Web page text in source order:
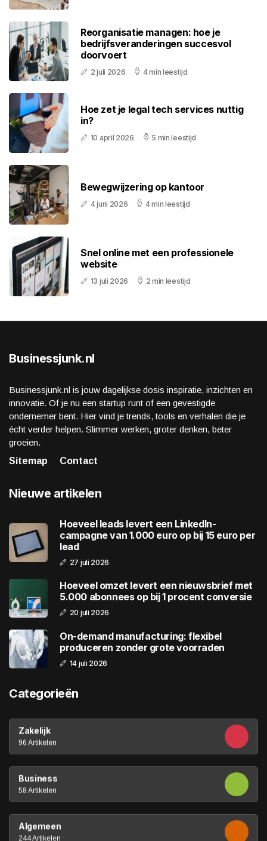
Reorganisatie managen: hoe je
bedrijfsveranderingen succesvol
doorvoert
2 juli 2026 4 min leestijd
Hoe zet je legal tech services nuttig
in?
10 april 2026 5 min leestijd
Bewegwijzering op kantoor
4 juni 2026 4 min leestijd
Snel online met een professionele
website
13 juli 2026 2 min leestijd
Businessjunk.nl
Businessjunk.nl is jouw dagelijkse dosis inspiratie, inzichten en
innovatie. Of je nu een startup runt of een gevestigde
ondernemer bent. Hier vind je trends, tools en verhalen die je
écht verder helpen. Slimmer werken, groter denken, beter
groeien.
Sitemap
Contact
Nieuwe artikelen
Hoeveel leads levert een LinkedIn-
campagne van 1.000 euro op bij 15 euro per
lead
27 juli 2026
Hoeveel omzet levert een nieuwsbrief met
5.000 abonnees op bij 1 procent conversie
20 juli 2026
On-demand manufacturing: flexibel
produceren zonder grote voorraden
14 juli 2026
Categorieën
Zakelijk
96 Artikelen
Business
58 Artikelen
Algemeen
244 Artikelen